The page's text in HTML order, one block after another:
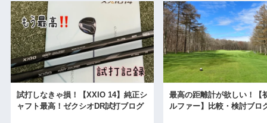
試打しなきゃ損！【XXIO 14】純正シ
ャフト最高！ゼクシオDR試打ブログ
最高の距離計が欲しい！【
ルファー】比較・検討ブロ